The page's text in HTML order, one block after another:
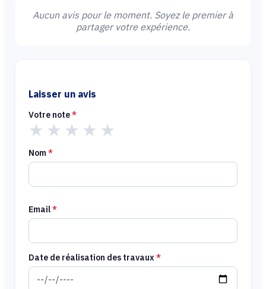
Aucun avis pour le moment. Soyez le premier à
partager votre expérience.
Laisser un avis
Votre note*
★ ★ ★ ★ ★
Nom*
Email*
Date de réalisation des travaux *